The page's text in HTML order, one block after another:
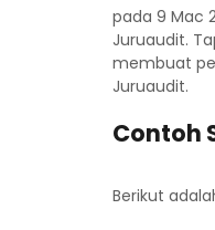
pada 9 Mac
Juruaudit.
membuat
Juruaudit.
Contoh
Berikut